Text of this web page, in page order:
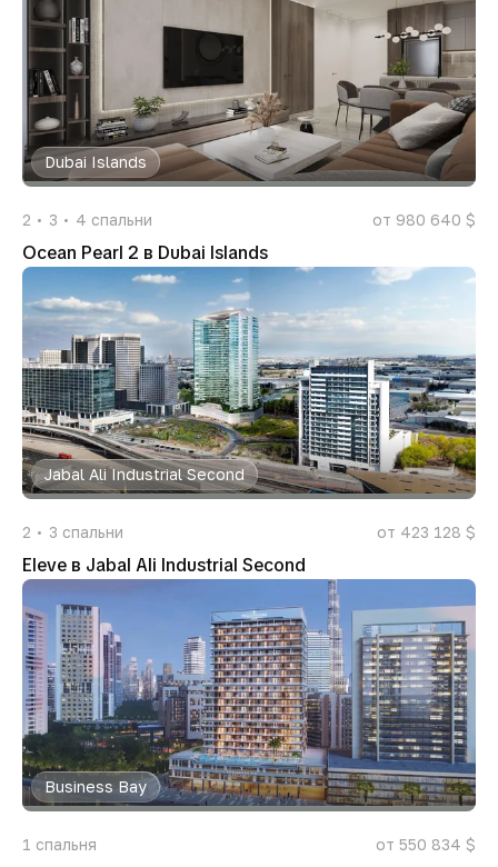
Dubai Islands
2 3 4 спальни от 980 640 $
Ocean Pearl 2 в Dubai Islands
Jabal Ali Industrial Second
2 3 спальни от 423 128 $
Eleve в Jabal Ali Industrial Second
Business Bay
1 спальня от 550 834 $